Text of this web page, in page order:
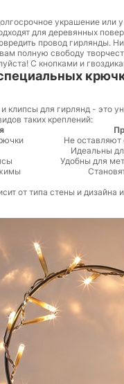
украшение или
для деревянных
провод гирлянды.
полную свободу
С кнопками и
клипсы для гирлянд - это
таких креплений:
Не оставляют
Идеальны
Удобны для
от типа стены и дизайна